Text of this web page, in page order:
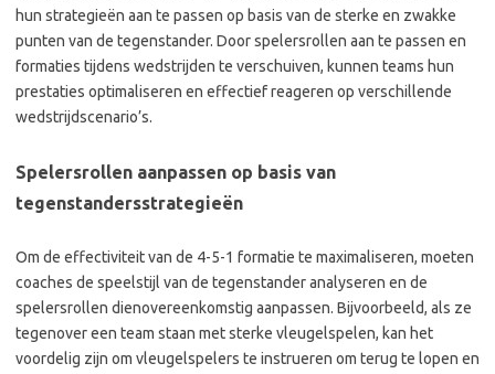
hun strategieën aan te passen op basis van de sterke en zwakke
punten van de tegenstander. Door spelersrollen aan te passen en
formaties tijdens wedstrijden te verschuiven, kunnen teams hun
prestaties optimaliseren en effectief reageren op verschillende
wedstrijdscenario’s.
Spelersrollen aanpassen op basis van
tegenstandersstrategieën
Om de effectiviteit van de 4-5-1 formatie te maximaliseren, moeten
coaches de speelstijl van de tegenstander analyseren en de
spelersrollen dienovereenkomstig aanpassen. Bijvoorbeeld, als ze
tegenover een team staan met sterke vleugelspelen, kan het
voordelig zijn om vleugelspelers te instrueren om terug te lopen en